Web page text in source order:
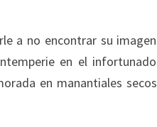
a no encontrar su imagen
en el infortunado
en manantiales secos